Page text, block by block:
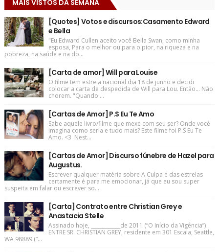
MAIS VISTOS DA SEMANA
[Quotes] Votos e discursos:Casamento Edward
e Bella
"Eu Edward Cullen aceito você Bella Swan, como minha
esposa, Para o melhor ou para o pior, na riqueza e na
pobreza, na saúde e na do...
[Carta de amor] Will para Louise
O filme tem estreia nacional dia 18 de junho e decidi
colocar a carta de despedida de Will para Lou. Então... Não
chorem. "Quando ...
[Cartas de Amor] P.S Eu Te Amo
Sabe aquele livro/filme que mexe com seu ser? Onde você
imagina como seria e tudo mais? Este filme foi P.S Eu Te
Amo. <3 Nest...
[Cartas de Amor] Discurso fúnebre de Hazel para
Augustus.
Escrever qualquer matéria sobre A Culpa é das estrelas
certamente é para me emocionar, já que eu sou super
suspeita em falar ou escrever so...
[Carta] Contrato entre Christian Grey e
Anastacia Stelle
Assinado hoje, ____________de 2011 (“O Início da Vigência”)
ENTRE SR. CHRISTIAN GREY, residente em 301 Escala, Seattle,
WA 98889 (“...